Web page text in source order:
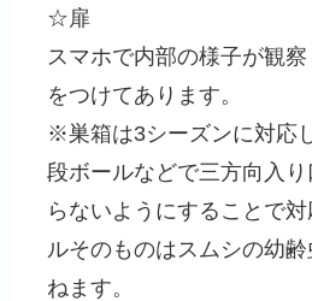
☆扉
スマホで内部の様子が観
をつけてあります。
※巣箱は3シーズンに対応
段ボールなどで三方向入
らないようにすることで
ルそのものはスムシの幼
ねます。